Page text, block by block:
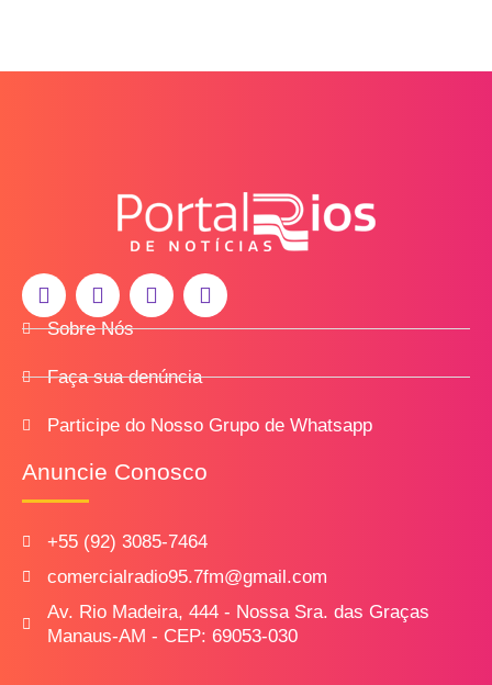
Sobre Nós
Faça sua denúncia
Participe do Nosso Grupo de Whatsapp
Anuncie Conosco
+55 (92) 3085-7464
comercialradio95.7fm@gmail.com
Av. Rio Madeira, 444 - Nossa Sra. das Graças
Manaus-AM - CEP: 69053-030